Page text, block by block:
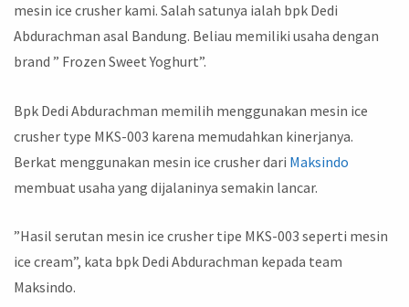
mesin ice crusher kami. Salah satunya ialah bpk Dedi
Abdurachman asal Bandung. Beliau memiliki usaha dengan
brand ” Frozen Sweet Yoghurt”.
Bpk Dedi Abdurachman memilih menggunakan mesin ice
crusher type MKS-003 karena memudahkan kinerjanya.
Berkat menggunakan mesin ice crusher dari Maksindo
membuat usaha yang dijalaninya semakin lancar.
”Hasil serutan mesin ice crusher tipe MKS-003 seperti mesin
ice cream”, kata bpk Dedi Abdurachman kepada team
Maksindo.